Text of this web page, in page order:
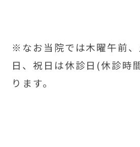
※なお当院では木曜午前
日、祝日は休診日(休診時
ります。